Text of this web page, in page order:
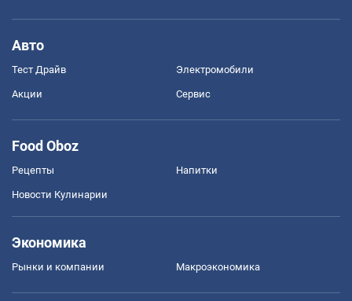
Авто
Тест Драйв Электромобили
Акции Сервис
Food Oboz
Рецепты Напитки
Новости Кулинарии
Экономика
Рынки и компании Mакроэкономика